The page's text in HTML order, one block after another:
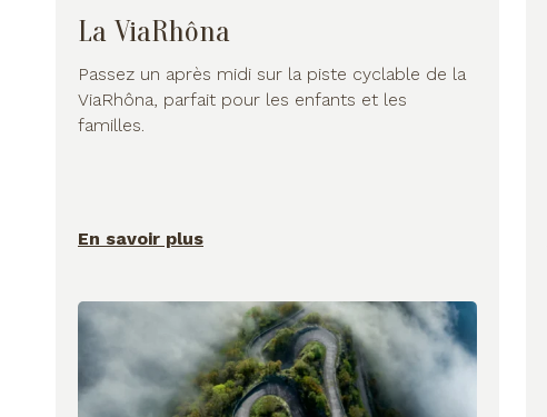
La ViaRhôna
Passez un après midi sur la piste cyclable de la
ViaRhôna, parfait pour les enfants et les
familles.
En savoir plus